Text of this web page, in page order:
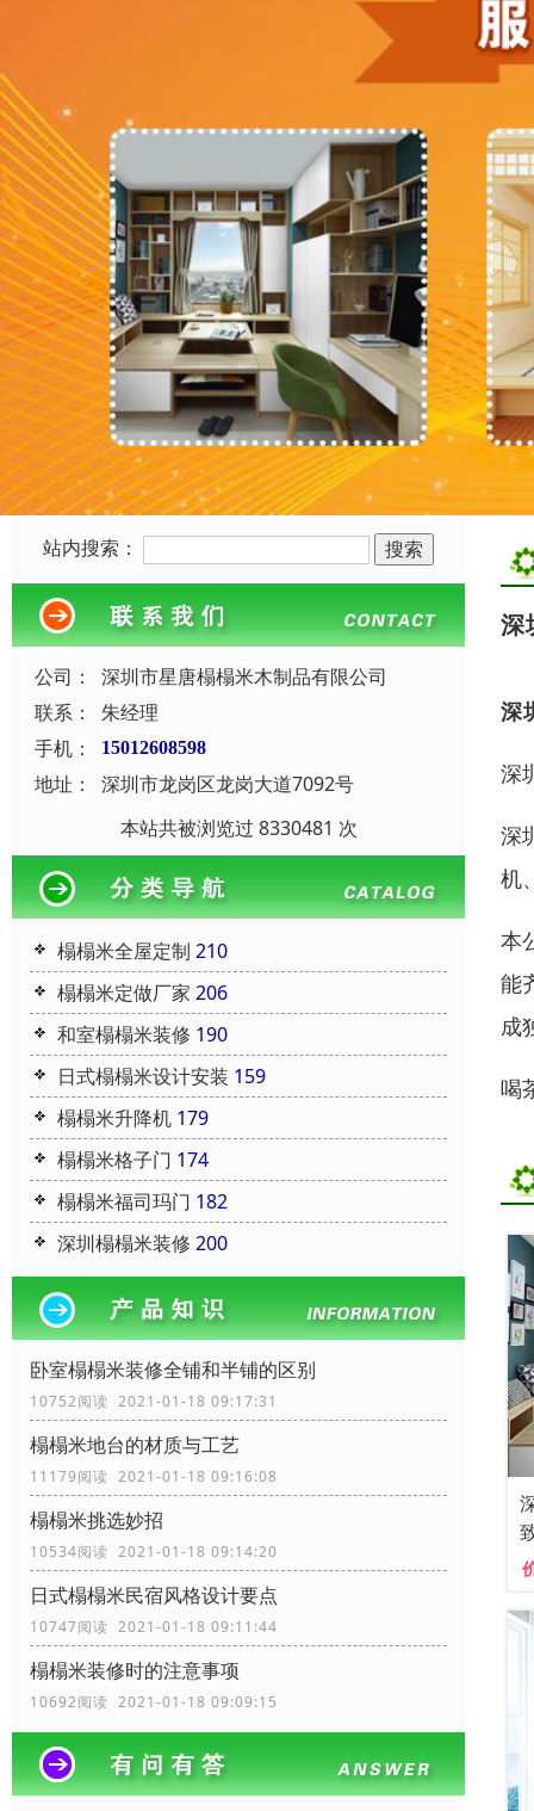
站内搜索：
公司：
深圳市星唐榻榻米木制品有限公司
联系：
朱经理
手机：
15012608598
地址：
深圳市龙岗区龙岗大道7092号
本站共被浏览过 8330481 次
榻榻米全屋定制 210
榻榻米定做厂家 206
和室榻榻米装修 190
日式榻榻米设计安装 159
榻榻米升降机 179
榻榻米格子门 174
榻榻米福司玛门 182
深圳榻榻米装修 200
卧室榻榻米装修全铺和半铺的区别
10752阅读 2021-01-18 09:17:31
榻榻米地台的材质与工艺
11179阅读 2021-01-18 09:16:08
榻榻米挑选妙招
10534阅读 2021-01-18 09:14:20
日式榻榻米民宿风格设计要点
10747阅读 2021-01-18 09:11:44
榻榻米装修时的注意事项
10692阅读 2021-01-18 09:09:15
深
深
深
深
机
本
能
成
喝